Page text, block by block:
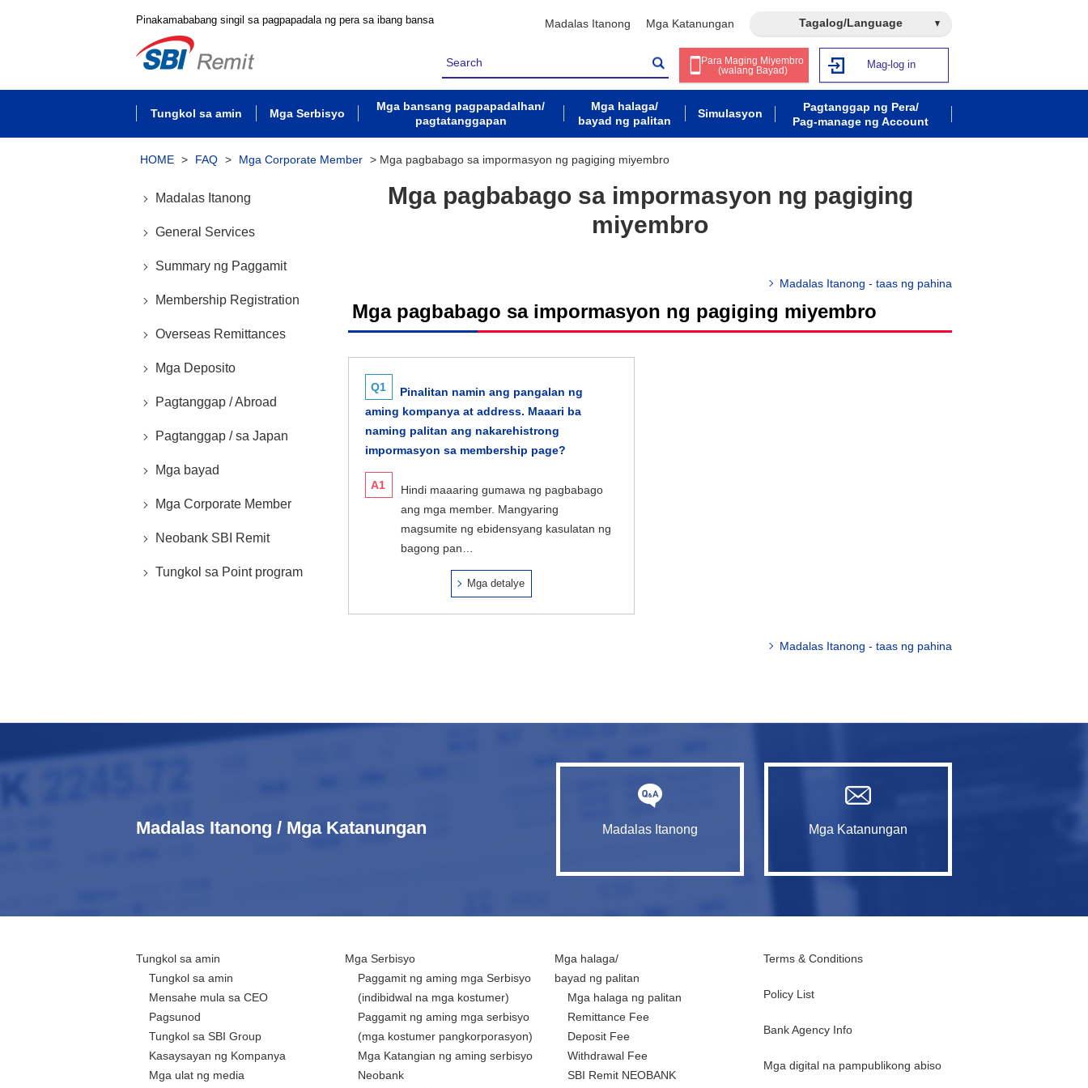
Pinakamababang singil sa pagpapadala ng pera sa ibang bansa Madalas Itanong Mga Katanungan Tagalog/Language
Para Maging Miyembro
(walang Bayad)
Mag-log in
Tungkol sa amin Mga Serbisyo
Mga bansang pagpapadalhan/
pagtatanggapan
Mga halaga/
bayad ng palitan
Simulasyon
Pagtanggap ng Pera/
Pag-manage ng Account
HOME > FAQ > Mga Corporate Member > Mga pagbabago sa impormasyon ng pagiging miyembro
Mga pagbabago sa impormasyon ng pagiging
miyembro
Madalas Itanong - taas ng pahina
Mga pagbabago sa impormasyon ng pagiging miyembro
Q1
Pinalitan namin ang pangalan ng
aming kompanya at address. Maaari ba
naming palitan ang nakarehistrong
impormasyon sa membership page?
A1
Hindi maaaring gumawa ng pagbabago
ang mga member. Mangyaring
magsumite ng ebidensyang kasulatan ng
bagong pan…
Mga detalye
Madalas Itanong - taas ng pahina
Madalas Itanong
General Services
Summary ng Paggamit
Membership Registration
Overseas Remittances
Mga Deposito
Pagtanggap / Abroad
Pagtanggap / sa Japan
Mga bayad
Mga Corporate Member
Neobank SBI Remit
Tungkol sa Point program
Madalas Itanong / Mga Katanungan Madalas Itanong Mga Katanungan
Tungkol sa amin
Tungkol sa amin
Mensahe mula sa CEO
Pagsunod
Tungkol sa SBI Group
Kasaysayan ng Kompanya
Mga ulat ng media
Mga Serbisyo
Paggamit ng aming mga Serbisyo
(indibidwal na mga kostumer)
Paggamit ng aming mga serbisyo
(mga kostumer pangkorporasyon)
Mga Katangian ng aming serbisyo
Neobank
Mga halaga/
bayad ng palitan
Mga halaga ng palitan
Remittance Fee
Deposit Fee
Withdrawal Fee
SBI Remit NEOBANK
Terms & Conditions
Policy List
Bank Agency Info
Mga digital na pampublikong abiso